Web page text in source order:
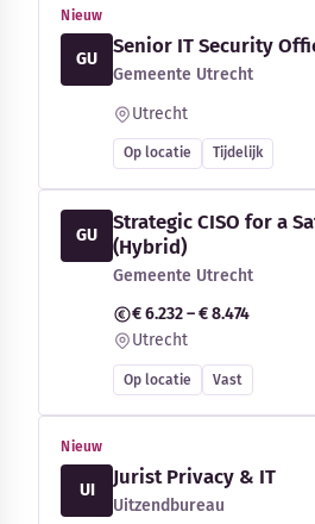
Nieuw
GU
Senior IT Security
Gemeente Utrecht
Utrecht
Op locatie Tijdelijk
GU
Strategic CISO for a
(Hybrid)
Gemeente Utrecht
€ 6.232 – € 8.474
Utrecht
Op locatie Vast
Nieuw
UI
Jurist Privacy & IT
Uitzendbureau